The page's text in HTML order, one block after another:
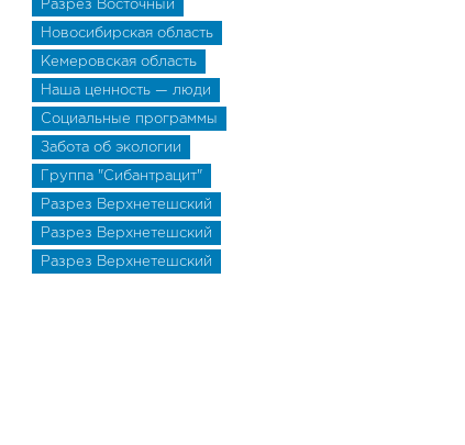
Разрез Восточный
Новосибирская область
Кемеровская область
Наша ценность — люди
Социальные программы
Забота об экологии
Группа "Сибантрацит"
Разрез Верхнетешский
Разрез Верхнетешский
Разрез Верхнетешский